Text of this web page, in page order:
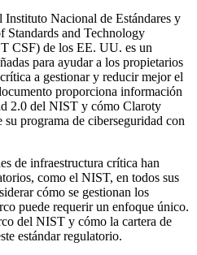
Nacional de Estándares y
Standards and Technology
CSF) de los EE. UU. es un
para ayudar a los propietarios
a gestionar y reducir mejor el
proporciona información
2.0 del NIST y cómo Claroty
programa de ciberseguridad con
de infraestructura crítica han
como el NIST, en todos sus
cómo se gestionan los
puede requerir un enfoque único.
del NIST y cómo la cartera de
estándar regulatorio.